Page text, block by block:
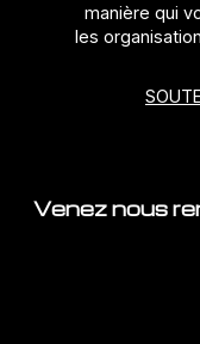
manière qui
les
Venez nous